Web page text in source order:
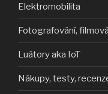
Elektromobilita
Fotografování,
Luátory aka IoT
Nákupy, testy,